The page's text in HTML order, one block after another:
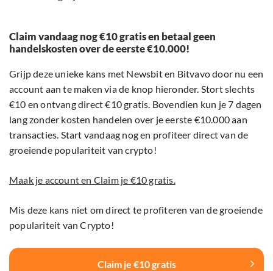
Claim vandaag nog €10 gratis en betaal geen
handelskosten over de eerste €10.000!
Grijp deze unieke kans met Newsbit en Bitvavo door nu een
account aan te maken via de knop hieronder. Stort slechts
€10 en ontvang direct €10 gratis. Bovendien kun je 7 dagen
lang zonder kosten handelen over je eerste €10.000 aan
transacties. Start vandaag nog en profiteer direct van de
groeiende populariteit van crypto!
Maak je account en Claim je €10 gratis.
Mis deze kans niet om direct te profiteren van de groeiende
populariteit van Crypto!
Claim je €10 gratis